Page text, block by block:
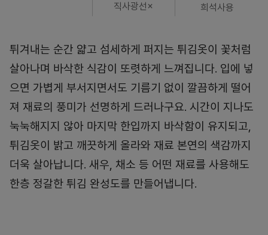
직사광선× 희석사용
튀겨내는 순간 얇고 섬세하게 퍼지는 튀김옷이 꽃처럼
살아나며 바삭한 식감이 또렷하게 느껴집니다. 입에 넣
으면 가볍게 부서지면서도 기름기 없이 깔끔하게 떨어
져 재료의 풍미가 선명하게 드러나구요. 시간이 지나도
눅눅해지지 않아 마지막 한입까지 바삭함이 유지되고,
튀김옷이 밝고 깨끗하게 올라와 재료 본연의 색감까지
더욱 살아납니다. 새우, 채소 등 어떤 재료를 사용해도
한층 정갈한 튀김 완성도를 만들어냅니다.